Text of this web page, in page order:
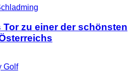
Tor zu einer der schönsten